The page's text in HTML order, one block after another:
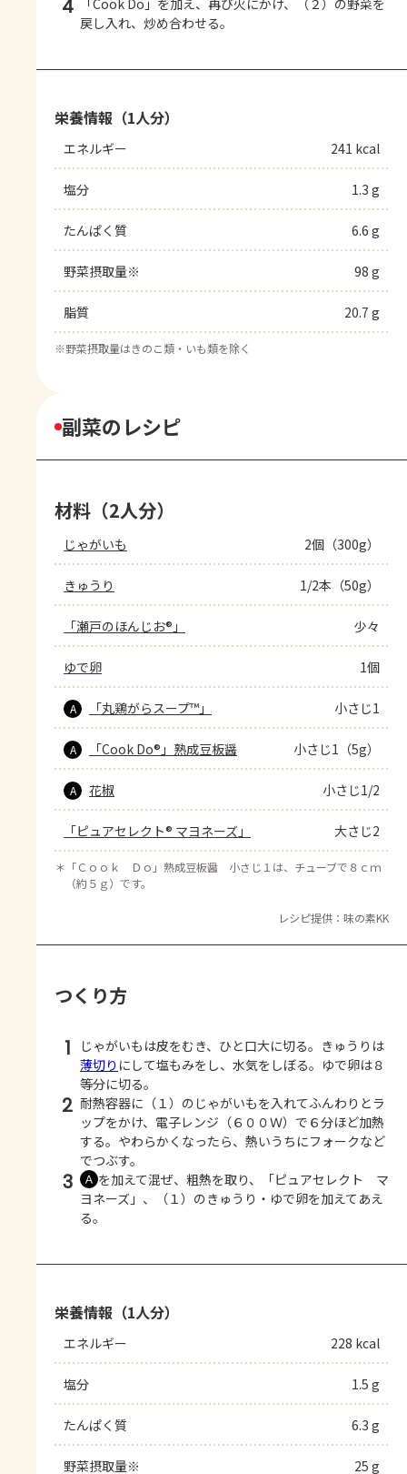
4
「Cook Do」を加え、再び火にかけ、（２）の野菜を
戻し入れ、炒め合わせる。
栄養情報（1人分）
エネルギー 241 kcal
塩分 1.3 g
たんぱく質 6.6 g
野菜摂取量※ 98 g
脂質 20.7 g
※野菜摂取量はきのこ類・いも類を除く
副菜のレシピ
材料（2人分）
じゃがいも 2個（300g）
きゅうり 1/2本（50g）
「瀬戸のほんじお®」 少々
ゆで卵 1個
A 「丸鶏がらスープ™」 小さじ1
A 「Cook Do®」熟成豆板醤 小さじ1（5g）
A 花椒 小さじ1/2
「ピュアセレクト® マヨネーズ」 大さじ2
＊ 「Ｃｏｏｋ Ｄｏ」熟成豆板醤 小さじ１は、チューブで８ｃｍ
（約５ｇ）です。
レシピ提供：味の素KK
つくり方
1
じゃがいもは皮をむき、ひと口大に切る。きゅうりは
薄切り にして塩もみをし、水気をしぼる。ゆで卵は８
等分に切る。
2 耐熱容器に（１）のじゃがいもを入れてふんわりとラ
ップをかけ、電子レンジ（６００Ｗ）で６分ほど加熱
する。やわらかくなったら、熱いうちにフォークなど
でつぶす。
3 Ａ を加えて混ぜ、粗熱を取り、「ピュアセレクト マ
ヨネーズ」、（１）のきゅうり・ゆで卵を加えてあえ
る。
栄養情報（1人分）
エネルギー 228 kcal
塩分 1.5 g
たんぱく質 6.3 g
野菜摂取量※ 25 g